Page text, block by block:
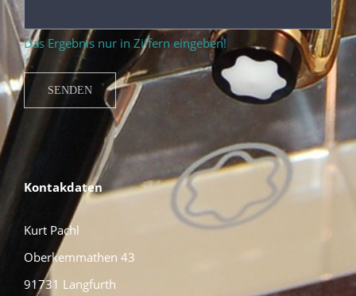
Das Ergebnis nur in Ziffern eingeben!
Kontakdaten
Kurt Pachl
Oberkemmathen 43
91731 Langfurth